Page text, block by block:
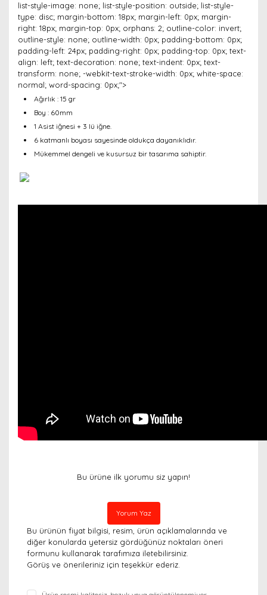
list-style-image: none; list-style-position: outside; list-style-
type: disc; margin-bottom: 18px; margin-left: 0px; margin-
right: 18px; margin-top: 0px; orphans: 2; outline-color: invert;
outline-style: none; outline-width: 0px; padding-bottom: 0px;
padding-left: 24px; padding-right: 0px; padding-top: 0px; text-
align: left; text-decoration: none; text-indent: 0px; text-
transform: none; -webkit-text-stroke-width: 0px; white-space:
normal; word-spacing: 0px;">
Ağırlık : 15 gr
Boy : 60mm
1 Asist iğnesi + 3 lü iğne.
6 katmanlı boyası sayesinde oldukça dayanıklıdır.
Mükemmel dengeli ve kusursuz bir tasarıma sahiptir.
Bu ürüne ilk yorumu siz yapın!
Yorum Yaz
Bu ürünün fiyat bilgisi, resim, ürün açıklamalarında ve
diğer konularda yetersiz gördüğünüz noktaları öneri
formunu kullanarak tarafımıza iletebilirsiniz.
Görüş ve önerileriniz için teşekkür ederiz.